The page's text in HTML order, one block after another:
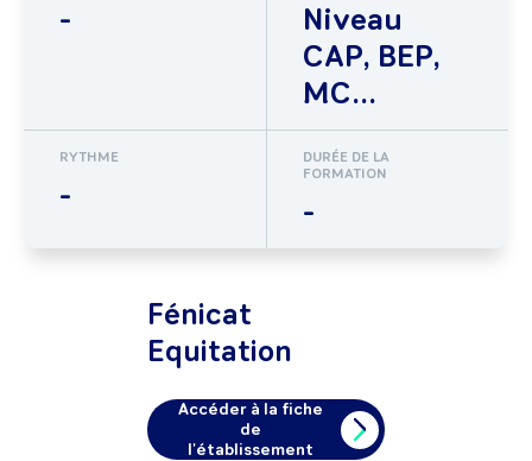
-
Niveau
CAP, BEP,
MC...
RYTHME
-
DURÉE DE LA
FORMATION
-
Fénicat
Equitation
Accéder à la fiche
de
l'établissement